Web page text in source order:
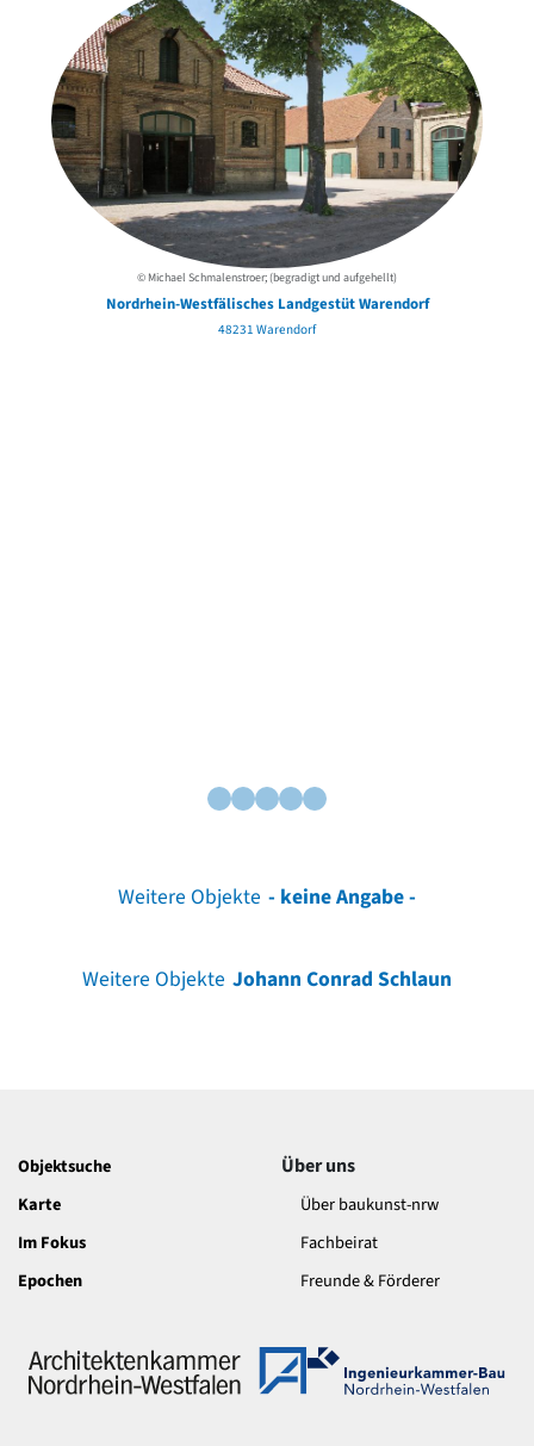
© Michael Schmalenstroer; (begradigt und aufgehellt)
Nordrhein-Westfälisches Landgestüt Warendorf
48231 Warendorf
Weitere Objekte - keine Angabe -
Weitere Objekte Johann Conrad Schlaun
Objektsuche
Karte
Im Fokus
Epochen
Über uns
Über baukunst-nrw
Fachbeirat
Freunde & Förderer